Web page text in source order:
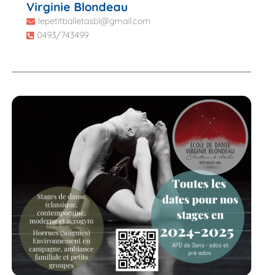
Virginie Blondeau
lepetitballetasbl@gmail.com
0493/743499